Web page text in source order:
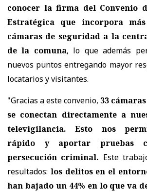
conocer la firma del Convenio
Estratégica que incorpora
cámaras de seguridad a la
de la comuna, lo que además
nuevos puntos entregando mayor
locatarios y visitantes.
"Gracias a este convenio, 33
se conectan directamente a
televigilancia. Esto nos
rápido y aportar pruebas
persecución criminal. Este
resultados: los delitos en el
han bajado un 44% en lo que va